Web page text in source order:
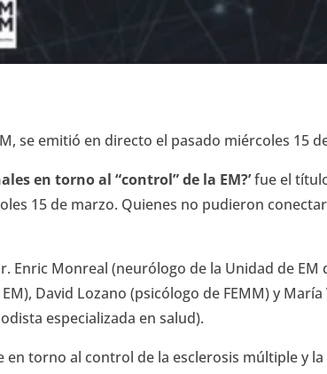
se emitió en directo el pasado miércoles 15
en torno al “control” de la EM?’fue el
15 de marzo. Quienes no pudieron
Enric Monreal (neurólogo de la Unidad de EM
David Lozano (psicólogo de FEMM) y
especializada en salud).
torno al control de la esclerosis múltiple y